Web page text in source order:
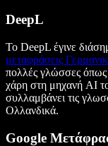
DeepL
Το DeepL έγινε
μεταφράσεις
πολλές γλώσσες όπως
χάρη στη μηχανή AI
συλλαμβάνει τις
Ολλανδικά.
Google